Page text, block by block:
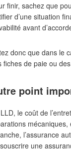
finir, sachez que
d’une situation
avant
donc que dans le
fiches de paie ou
point
le coût de
l’assurance
une